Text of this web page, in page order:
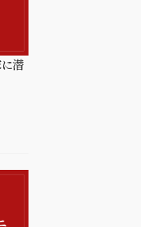
潜